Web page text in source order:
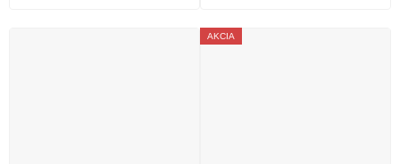
AKCIA